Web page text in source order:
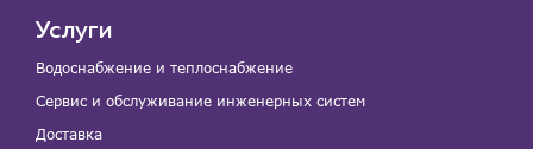
Услуги
Водоснабжение и теплоснабжение
Сервис и обслуживание инженерных систем
Доставка